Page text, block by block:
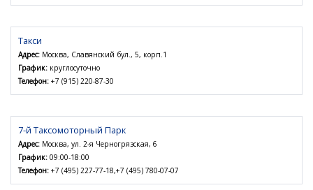
Такси
Адрес: Москва, Славянский бул., 5, корп.1
График: круглосуточно
Телефон: +7 (915) 220-87-30
7-й Таксомоторный Парк
Адрес: Москва, ул. 2-я Черногрязская, 6
График: 09:00-18:00
Телефон: +7 (495) 227-77-18,+7 (495) 780-07-07